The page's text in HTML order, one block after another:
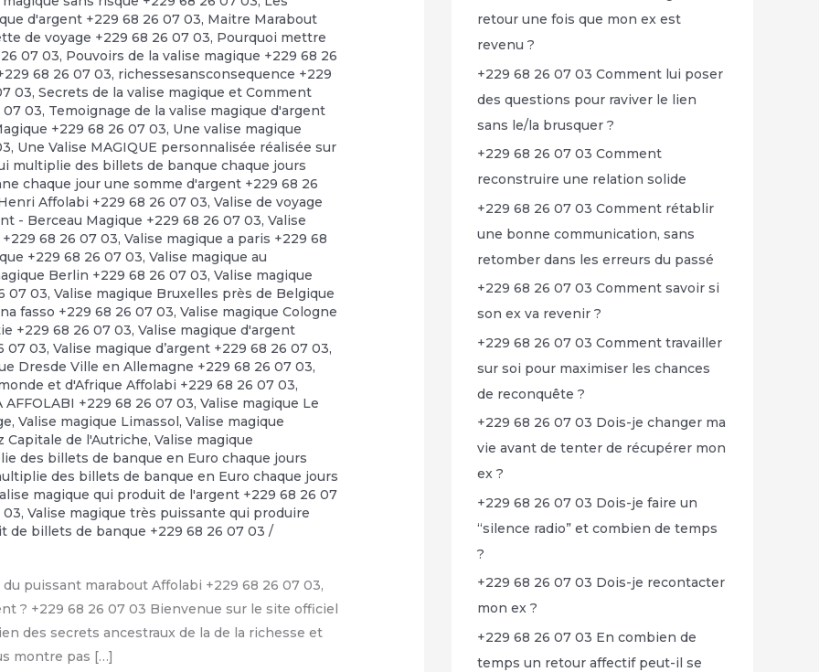
d'argent +229 68 26 07 03, Maitre Marabout
de voyage +229 68 26 07 03, Pourquoi mettre
07 03, Pouvoirs de la valise magique +229 68 26
68 26 07 03, richessesansconsequence +229
03,Secrets de la valise magique et Comment
07 03, Temoignage de la valise magique d'argent
+229 68 26 07 03, Une valise magique
, Une Valise MAGIQUE personnalisée réalisée sur
multiplie des billets de banque chaque jours
chaque jour une somme d'argent +229 68 26
Affolabi +229 68 26 07 03,Valise de voyage
- Berceau Magique +229 68 26 07 03,Valise
68 26 07 03,Valise magique a paris +229 68
+229 68 26 07 03,Valise magique au
Berlin +229 68 26 07 03,Valise magique
07 03,Valise magique Bruxelles près de Belgique
fasso +229 68 26 07 03,Valise magique Cologne
+229 68 26 07 03,Valise magique d'argent
07 03,Valise magique d’argent +229 68 26 07 03,
Dresde Ville en Allemagne +229 68 26 07 03,
et d'Afrique Affolabi +229 68 26 07 03,
+229 68 26 07 03,Valise magique Le
,Valise magique Limassol,Valise magique
Capitale de l'Autriche,Valise magique
des billets de banque en Euro chaque jours
des billets de banque en Euro chaque jours
magique qui produit de l'argent +229 68 26 07
03,Valise magique très puissante qui produire
de billets de banque +229 68 26 07 03 /
puissant marabout Affolabi +229 68 26 07 03,
? +229 68 26 07 03 Bienvenue sur le site officiel
des secrets ancestraux de la de la richesse et
montre pas […]
retour une fois que mon ex est
revenu ?
+229 68 26 07 03 Comment lui poser
des questions pour raviver le lien
sans le/la brusquer ?
+229 68 26 07 03 Comment
reconstruire une relation solide
+229 68 26 07 03 Comment rétablir
une bonne communication, sans
retomber dans les erreurs du passé
+229 68 26 07 03 Comment savoir si
son ex va revenir ?
+229 68 26 07 03 Comment travailler
sur soi pour maximiser les chances
de reconquête ?
+229 68 26 07 03 Dois-je changer ma
vie avant de tenter de récupérer mon
ex ?
+229 68 26 07 03 Dois-je faire un
“silence radio” et combien de temps
?
+229 68 26 07 03 Dois-je recontacter
mon ex ?
+229 68 26 07 03 En combien de
temps un retour affectif peut-il se